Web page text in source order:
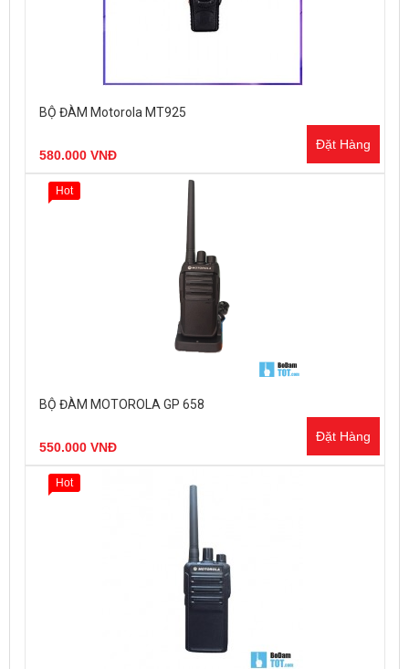
BỘ ĐÀM Motorola MT925
580.000 VNĐ
Đặt Hàng
BỘ ĐÀM MOTOROLA GP 658
550.000 VNĐ
Đặt Hàng
Hot
Hot